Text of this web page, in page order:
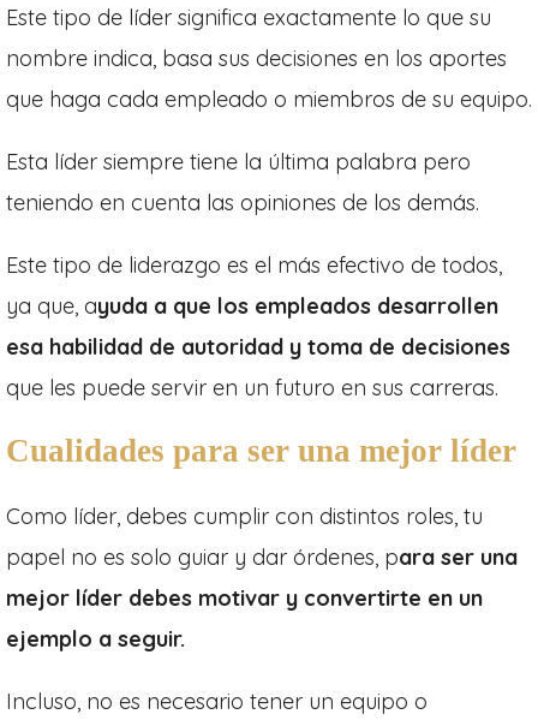
Este tipo de líder significa exactamente lo que su
nombre indica, basa sus decisiones en los aportes
que haga cada empleado o miembros de su equipo.
Esta líder siempre tiene la última palabra pero
teniendo en cuenta las opiniones de los demás.
Este tipo de liderazgo es el más efectivo de todos,
ya que, ayuda a que los empleados desarrollen
esa habilidad de autoridad y toma de decisiones
que les puede servir en un futuro en sus carreras.
Cualidades para ser una mejor líder
Como líder, debes cumplir con distintos roles, tu
papel no es solo guiar y dar órdenes, para ser una
mejor líder debes motivar y convertirte en un
ejemplo a seguir.
Incluso, no es necesario tener un equipo o